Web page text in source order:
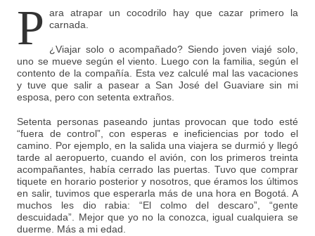
P ara atrapar un cocodrilo hay que cazar primero la
carnada.
¿Viajar solo o acompañado? Siendo joven viajé solo,
uno se mueve según el viento. Luego con la familia, según el
contento de la compañía. Esta vez calculé mal las vacaciones
y tuve que salir a pasear a San José del Guaviare sin mi
esposa, pero con setenta extraños.
Setenta personas paseando juntas provocan que todo esté
“fuera de control”, con esperas e ineficiencias por todo el
camino. Por ejemplo, en la salida una viajera se durmió y llegó
tarde al aeropuerto, cuando el avión, con los primeros treinta
acompañantes, había cerrado las puertas. Tuvo que comprar
tiquete en horario posterior y nosotros, que éramos los últimos
en salir, tuvimos que esperarla más de una hora en Bogotá. A
muchos les dio rabia: “El colmo del descaro”, “gente
descuidada”. Mejor que yo no la conozca, igual cualquiera se
duerme. Más a mi edad.